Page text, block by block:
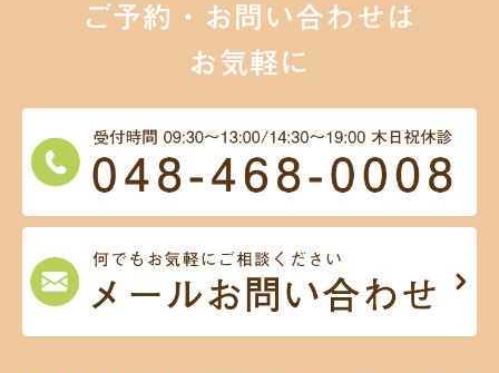
ご予約・お問い合わせは
お気軽に